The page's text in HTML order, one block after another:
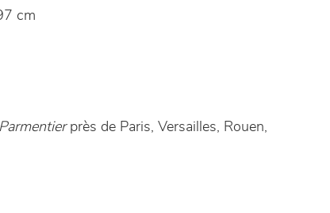
cm
près de Paris, Versailles, Rouen,